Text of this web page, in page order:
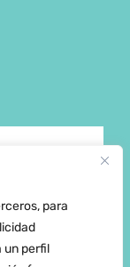
para
un perfil